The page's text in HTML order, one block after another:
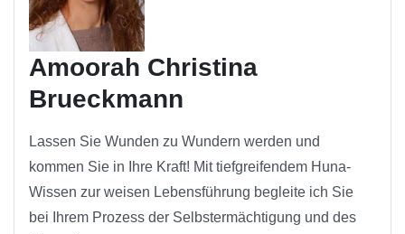
Amoorah Christina
Brueckmann
Lassen Sie Wunden zu Wundern werden und
kommen Sie in Ihre Kraft! Mit tiefgreifendem Huna-
Wissen zur weisen Lebensführung begleite ich Sie
bei Ihrem Prozess der Selbstermächtigung und des